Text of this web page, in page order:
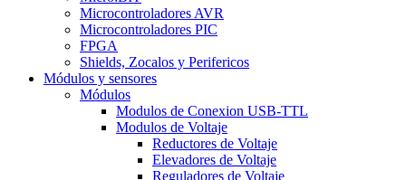
Microcontroladores AVR
Microcontroladores PIC
FPGA
Shields, Zocalos y Perifericos
Módulos y sensores
Módulos
Modulos de Conexion USB-TTL
Modulos de Voltaje
Reductores de Voltaje
Elevadores de Voltaje
Reguladores de Voltaje